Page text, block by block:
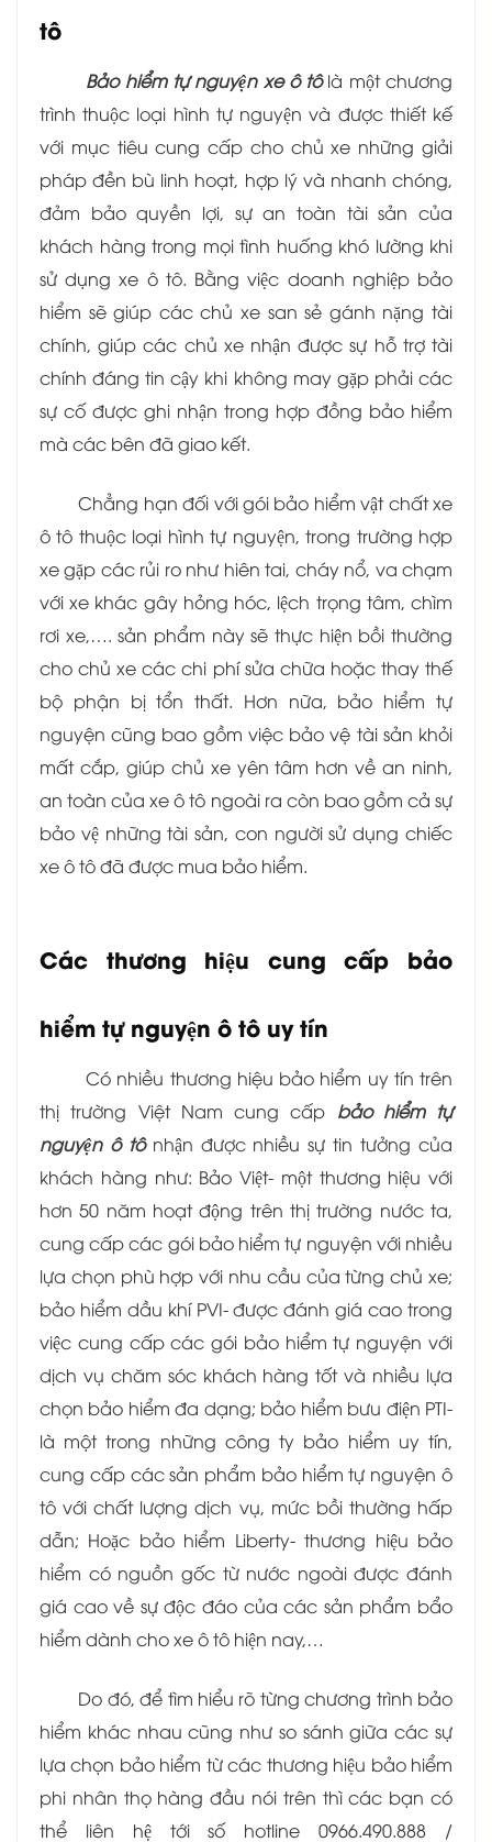
tô
Bảo hiểm tự nguyện xe ô tôlà một chương
trình thuộc loại hình tự nguyện và được thiết kế
với mục tiêu cung cấp cho chủ xe những giải
pháp đền bù linh hoạt, hợp lý và nhanh chóng,
đảm bảo quyền lợi, sự an toàn tài sản của
khách hàng trong mọi tình huống khó lường khi
sử dụng xe ô tô. Bằng việc doanh nghiệp bảo
hiểm sẽ giúp các chủ xe san sẻ gánh nặng tài
chính, giúp các chủ xe nhận được sự hỗ trợ tài
chính đáng tin cậy khi không may gặp phải các
sự cố được ghi nhận trong hợp đồng bảo hiểm
mà các bên đã giao kết.
Chẳng hạn đối với gói bảo hiểm vật chất xe
ô tô thuộc loại hình tự nguyện, trong trường hợp
xe gặp các rủi ro như hiên tai, cháy nổ, va chạm
với xe khác gây hỏng hóc, lệch trọng tâm, chìm
rơi xe,…. sản phẩm này sẽ thực hiện bồi thường
cho chủ xe các chi phí sửa chữa hoặc thay thế
bộ phận bị tổn thất. Hơn nữa, bảo hiểm tự
nguyện cũng bao gồm việc bảo vệ tài sản khỏi
mất cắp, giúp chủ xe yên tâm hơn về an ninh,
an toàn của xe ô tô ngoài ra còn bao gồm cả sự
bảo vệ những tài sản, con người sử dụng chiếc
xe ô tô đã được mua bảo hiểm.
Các thương hiệu cung cấp bảo
hiểm tự nguyện ô tô uy tín
Có nhiều thương hiệu bảo hiểm uy tín trên
thị trường Việt Nam cung cấp bảo hiểm tự
nguyện ô tô nhận được nhiều sự tin tưởng của
khách hàng như: Bảo Việt- một thương hiệu với
hơn 50 năm hoạt động trên thị trường nước ta,
cung cấp các gói bảo hiểm tự nguyện với nhiều
lựa chọn phù hợp với nhu cầu của từng chủ xe;
bảo hiểm dầu khí PVI- được đánh giá cao trong
việc cung cấp các gói bảo hiểm tự nguyện với
dịch vụ chăm sóc khách hàng tốt và nhiều lựa
chọn bảo hiểm đa dạng; bảo hiểm bưu điện PTI-
là một trong những công ty bảo hiểm uy tín,
cung cấp các sản phẩm bảo hiểm tự nguyện ô
tô với chất lượng dịch vụ, mức bồi thường hấp
dẫn; Hoặc bảo hiểm Liberty- thương hiệu bảo
hiểm có nguồn gốc từ nước ngoài được đánh
giá cao về sự độc đáo của các sản phẩm bẩo
hiểm dành cho xe ô tô hiện nay,…
Do đó, để tìm hiểu rõ từng chương trình bảo
hiểm khác nhau cũng như so sánh giữa các sự
lựa chọn bảo hiểm từ các thương hiệu bảo hiểm
phi nhân thọ hàng đầu nói trên thì các bạn có
thể liên hệ tới số hotline 0966.490.888 /